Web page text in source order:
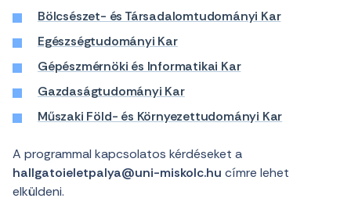
Bölcsészet- és Társadalomtudományi Kar
Egészségtudományi Kar
Gépészmérnöki és Informatikai Kar
Gazdaságtudományi Kar
Műszaki Föld- és Környezettudományi Kar
A programmal kapcsolatos kérdéseket a
hallgatoieletpalya@uni-miskolc.hu címre lehet
elküldeni.